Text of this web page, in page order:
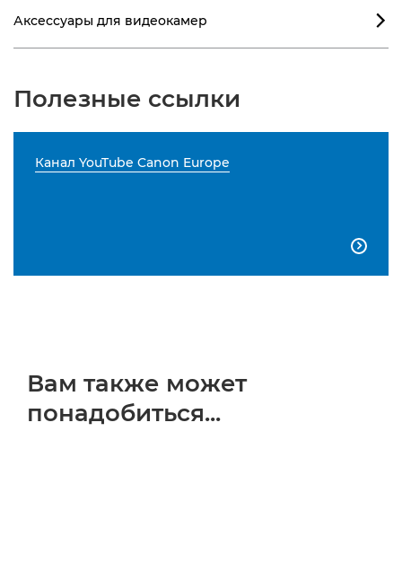
Аксессуары для видеокамер 
Полезные ссылки
Канал YouTube Canon Europe

Вам также может
понадобиться...